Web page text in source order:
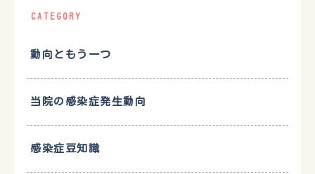
CATEGORY
動向ともう一つ
当院の感染症発生動向
感染症豆知識